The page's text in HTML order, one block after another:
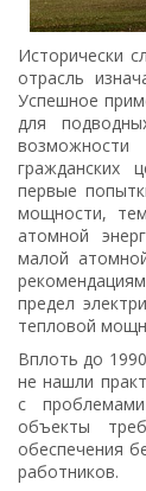
Исторически
отрасль
Успешное
для
гражданских
первые
мощности,
атомной
малой
предел
тепловой
Вплоть до
не нашли
с
объекты
обеспечения
работников.